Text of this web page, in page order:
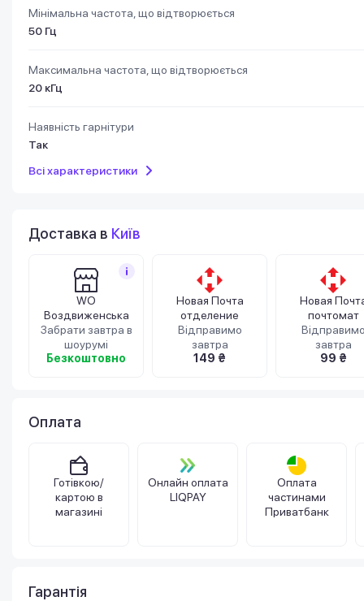
Мінімальна частота, що відтворюється
50 Гц
Максимальна частота, що відтворюється
20 кГц
Наявність гарнітури
Так
Всі характеристики
Доставка в Київ
WO
Воздвиженська
Забрати завтра в
шоурумі
Безкоштовно
Новая Почта
отделение
Відправимо
завтра
149 ₴
Новая
почтомат
Відправимо
завтра
99 ₴
Оплата
Готівкою/
картою в
магазині
Онлайн оплата
LIQPAY
Оплата
частинами
Приватбанк
Гарантія